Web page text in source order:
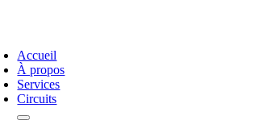
Accueil
À propos
Services
Circuits